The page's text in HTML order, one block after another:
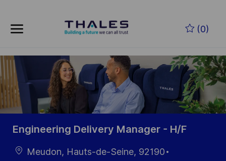
(0)
-
Engineering Delivery Manager - H/F
localisation
Meudon, Hauts-de-Seine, 92190